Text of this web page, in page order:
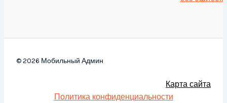
© 2026 Мобильный Админ
Карта сайта
Политика конфиденциальности